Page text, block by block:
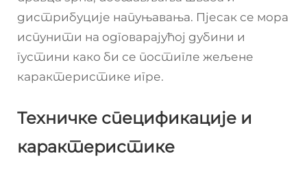
дистрибуције напуњавања. Пјесак се мора
испунити на одговарајућој дубини и
густини како би се постигле жељене
карактеристике игре.
Техничке спецификације и
карактеристике